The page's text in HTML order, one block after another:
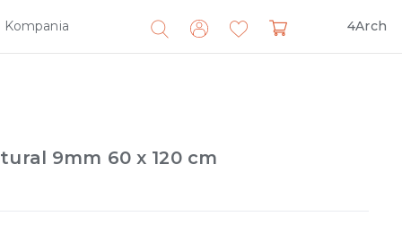
Kompania 4Arch
Search
for:
9mm 60 x 120 cm